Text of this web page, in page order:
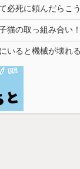
必死に頼んだらこ
猫の取っ組み合い！
いると機械が壊れ